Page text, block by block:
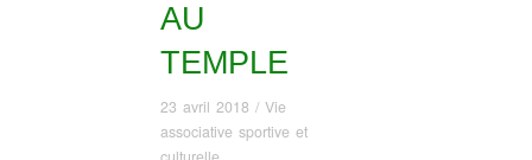
AU
TEMPLE
23 avril 2018 / Vie
associative sportive et